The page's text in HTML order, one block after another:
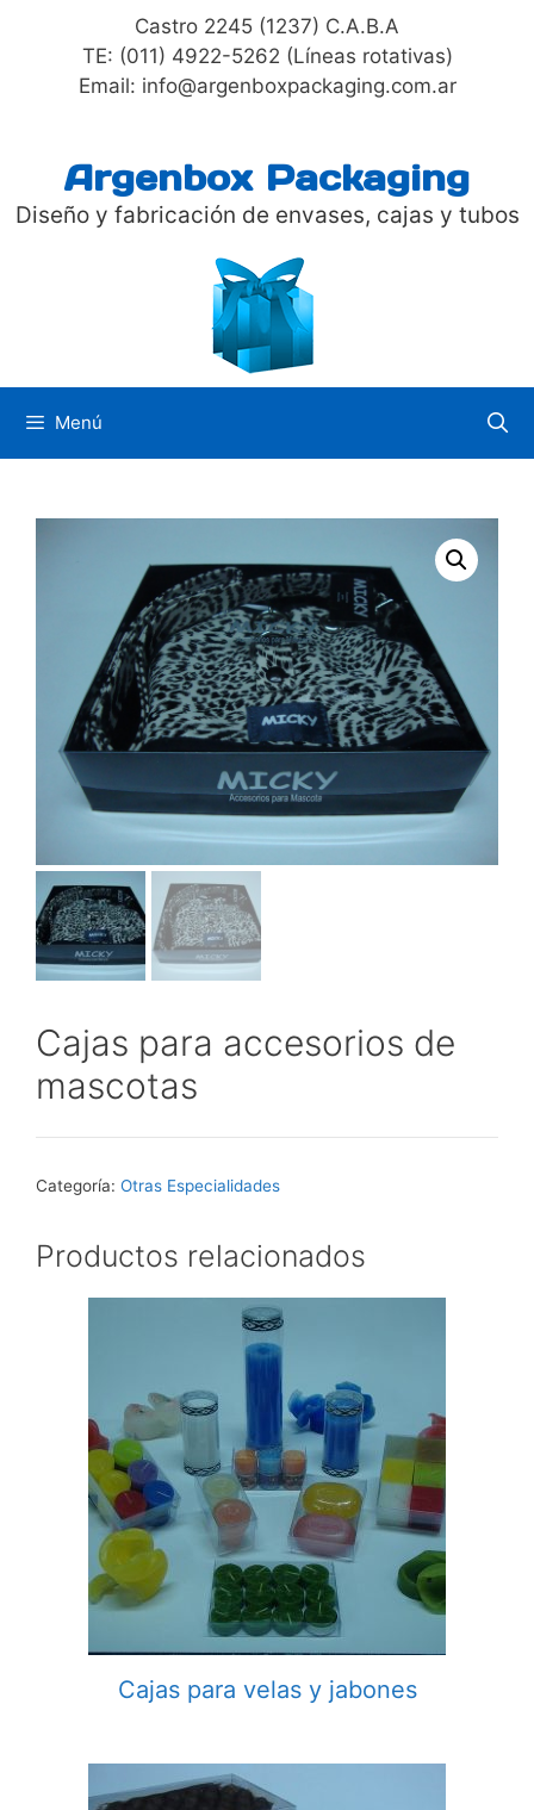
contenido
Castro 2245 (1237) C.A.B.A
TE: (011) 4922-5262 (Líneas rotativas)
Email: info@argenboxpackaging.com.ar
Argenbox Packaging
Diseño y fabricación de envases, cajas y tubos
Menú
Cajas para accesorios de
mascotas
Categoría: Otras Especialidades
Productos relacionados
Cajas para velas y jabones